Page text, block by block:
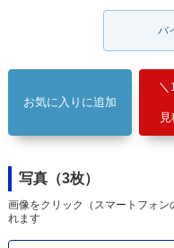
バ
お気に入りに追加
写真（3枚）
画像をクリック（スマートフォ
れます